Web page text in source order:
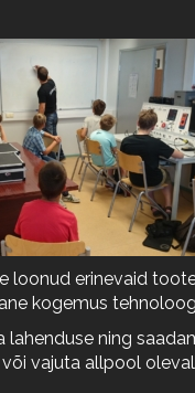
erinevaid
kogemus
ning
või vajuta allpool